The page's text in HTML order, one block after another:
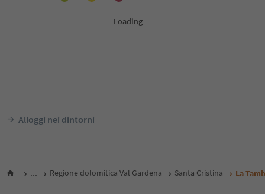
Alloggi nei dintorni
... Regione dolomitica Val Gardena Santa Cristina La